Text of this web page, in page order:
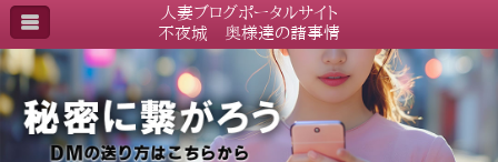
人妻ブログポータルサイト
不夜城 奥様達の諸事情